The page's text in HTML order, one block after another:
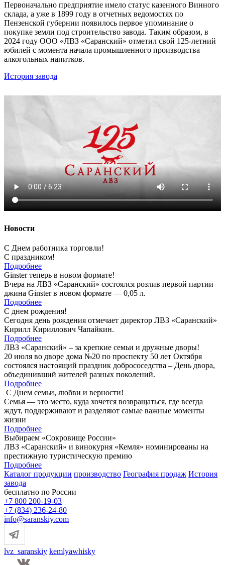
Первоначально предприятие имело статус казенного Винного
склада, а уже в 1899 году в отчетных ведомостях по
Пензенской губернии появилось первое упоминание о
покупке земли под строительство завода. Таким образом, в
2024 году ООО «ЛВЗ «Саранский» отметил свой 125-летний
юбилей с момента начала промышленного производства
алкогольных напитков.
История завода
Новости
С Днем работника торговли!
С праздником!
Подробнее
Ginster теперь в новом формате!
Вчера на ЛВЗ «Саранский» состоялся розлив первой партии
джина Ginster в новом формате — 0,05 л.
Подробнее
С днем рождения!
Сегодня день рождения отмечает директор ЛВЗ «Саранский»
Кирилл Кириллович Чапайкин.
Подробнее
ЛВЗ «Саранский» – за крепкие семьи и дружные дворы!
20 июля во дворе дома №20 по проспекту 50 лет Октября
состоялся настоящий праздник добрососедства – День двора,
объединивший жителей разных поколений.
Подробнее
С Днем семьи, любви и верности!
Семья — это место, куда хочется возвращаться, где всегда
ждут, поддерживают и разделяют самые важные моменты
жизни
Подробнее
Выбираем «Сокровище России»
ЛВЗ «Саранский» и винокурня «Кемля» номинированы на
престижную туристическую премию
Подробнее
Каталог продукции производство География продаж История
завода
бесплатно по России
+7 800 200-19-03
+7 (834) 236-24-80
info@saranskiy.com
lvz_saranskiy kemlyawhisky